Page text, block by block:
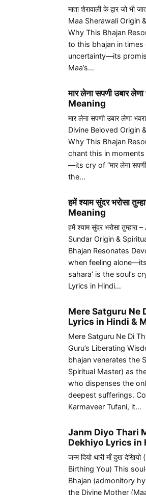
माता शेरावाली के द्वार जो भी
Maa Sherawali Origin
Why This Bhajan
to this bhajan in times
uncertainty—its
Maa’s…
मार लेना सपणी उबार
Meaning
मार लेना सपणी उबार लेणा
Divine Beloved Origin
Why This Bhajan
chant this in
—its cry of “मार लेना
the…
हमें श्याम सुंदर भरोसा
Meaning
हमें श्याम सुंदर भरोसा
Sundar Origin &
Bhajan Resonates
when feeling
sahara’ is the soul’s
Lyrics in Hindi…
Mere Satguru Ne
Lyrics in Hindi &
Mere Satguru Ne Di
Guru’s Liberating
bhajan venerates the
Spiritual Master) as
who dispenses the
deepest sufferings.
Karmaveer Tufani, it…
Janm Diyo Thari
Dekhiyo Lyrics in
जन्म दियो थारी माँ दुख
Birthing You) This
Bhajan (admonitory
the Divine Mother